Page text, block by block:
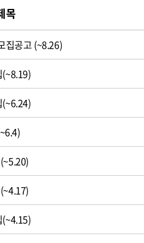
목
집공고 (~8.26)